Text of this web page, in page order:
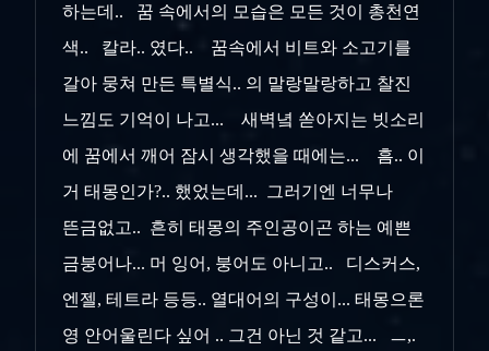
하는데.. 꿈 속에서의 모습은 모든 것이 총천연
색.. 칼라.. 였다.. 꿈속에서 비트와 소고기를
갈아 뭉쳐 만든 특별식.. 의 말랑말랑하고 찰진
느낌도 기억이 나고... 새벽녘 쏟아지는 빗소리
에 꿈에서 깨어 잠시 생각했을 때에는... 흠.. 이
거 태몽인가?.. 했었는데... 그러기엔 너무나
뜬금없고.. 흔히 태몽의 주인공이곤 하는 예쁜
금붕어나... 머 잉어, 붕어도 아니고.. 디스커스,
엔젤, 테트라 등등.. 열대어의 구성이... 태몽으론
영 안어울린다 싶어 .. 그건 아닌 것 같고... ㅡ,.